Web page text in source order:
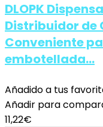
DLOPK
Distribuidor de
Conveniente
embotellada…
Añadido a tus
Añadir para
11,22€